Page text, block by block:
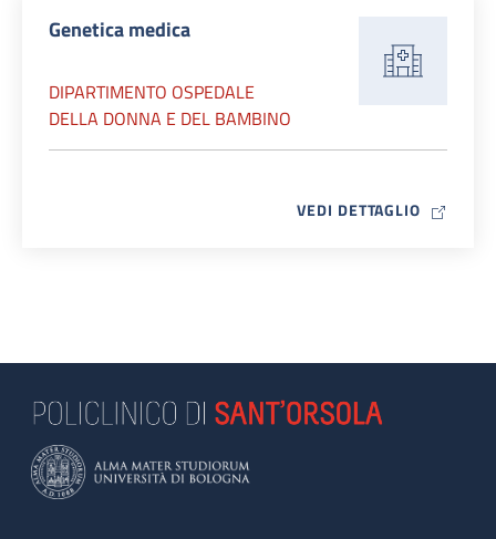
Genetica medica
DIPARTIMENTO OSPEDALE
DELLA DONNA E DEL BAMBINO
VEDI DETTAGLIO MAP ICON